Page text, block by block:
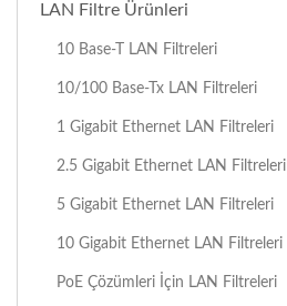
LAN Filtre Ürünleri
10 Base-T LAN Filtreleri
10/100 Base-Tx LAN Filtreleri
1 Gigabit Ethernet LAN Filtreleri
2.5 Gigabit Ethernet LAN Filtreleri
5 Gigabit Ethernet LAN Filtreleri
10 Gigabit Ethernet LAN Filtreleri
PoE Çözümleri İçin LAN Filtreleri